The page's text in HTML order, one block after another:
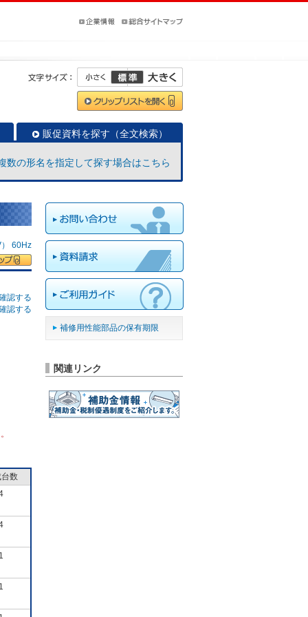
販促資料を探す（全文検索）
数の形名を指定して探す場合はこちら
60Hz
認する
認する
数
補修用性能部品の保有期限
関連リンク